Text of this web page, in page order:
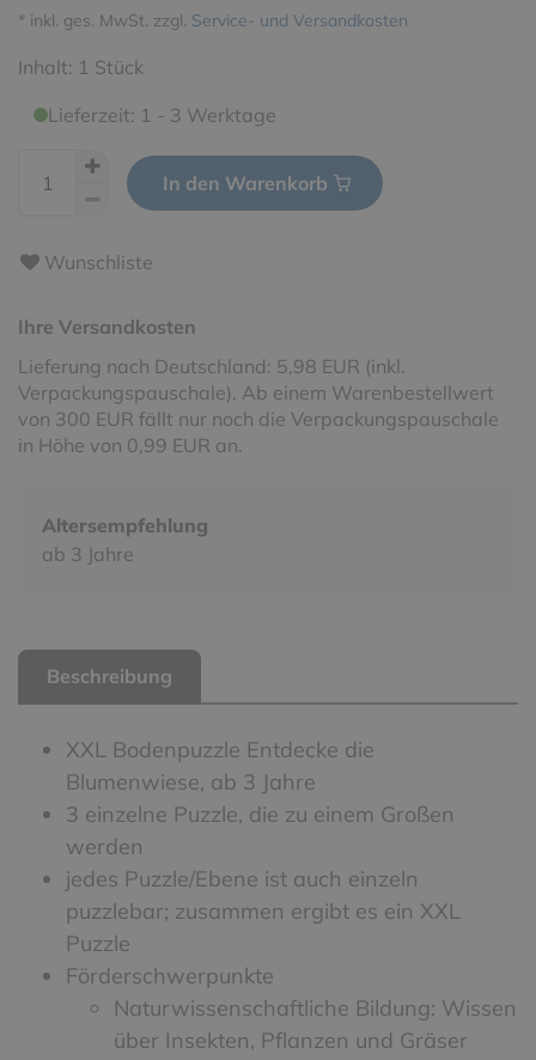
* inkl. ges. MwSt. zzgl. Service- und Versandkosten
Inhalt: 1 Stück
Lieferzeit: 1 - 3 Werktage
In den Warenkorb
Wunschliste
Ihre Versandkosten
Lieferung nach Deutschland: 5,98 EUR (inkl.
Verpackungspauschale). Ab einem Warenbestellwert
von 300 EUR fällt nur noch die Verpackungspauschale
in Höhe von 0,99 EUR an.
Altersempfehlung
ab 3 Jahre
Beschreibung
XXL Bodenpuzzle Entdecke die
Blumenwiese, ab 3 Jahre
3 einzelne Puzzle, die zu einem Großen
werden
jedes Puzzle/Ebene ist auch einzeln
puzzlebar; zusammen ergibt es ein XXL
Puzzle
Förderschwerpunkte
Naturwissenschaftliche Bildung: Wissen
über Insekten, Pflanzen und Gräser